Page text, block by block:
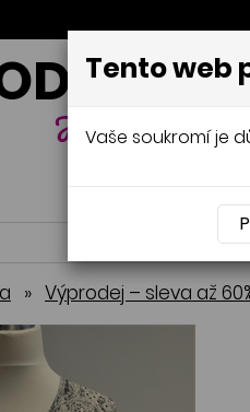
XXL
Jana Mládková
» Výprodej – sleva až
Tento web
Vaše soukromí je